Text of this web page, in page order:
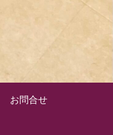
お問合せ